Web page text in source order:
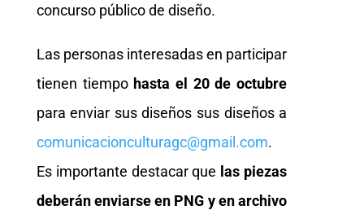
concurso público de diseño.
Las personas interesadas en participar
tienen tiempo hasta el 20 de octubre
para enviar sus diseños sus diseños a
comunicacionculturagc@gmail.com.
Es importante destacar que las piezas
deberán enviarse en PNG y en archivo